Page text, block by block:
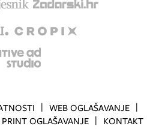
WEB OGLAŠAVANJE
PRINT OGLAŠAVANJE KONTAKT